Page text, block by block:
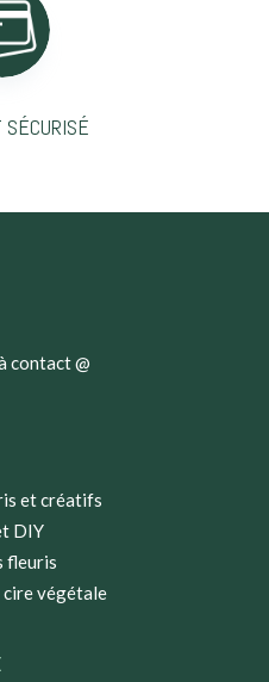
contact @
et créatifs
DIY
fleuris
cire végétale